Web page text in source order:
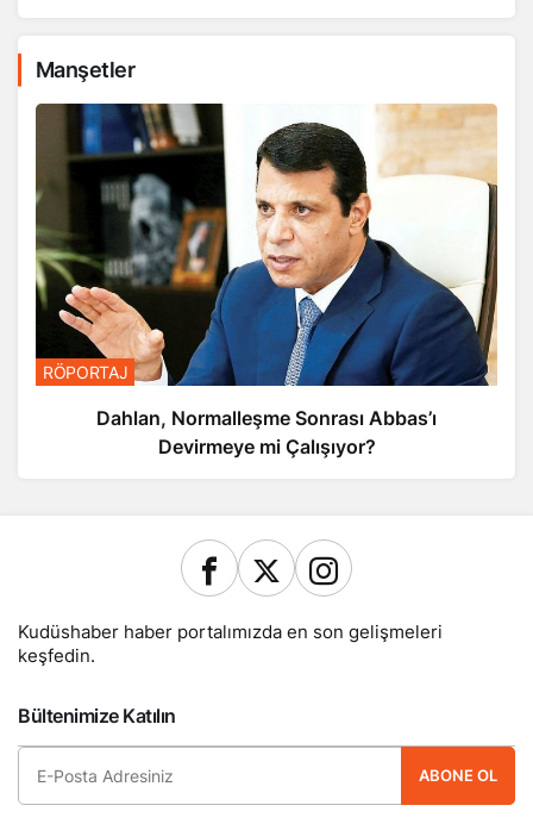
Manşetler
RÖPORTAJ
Dahlan, Normalleşme Sonrası Abbas’ı
Devirmeye mi Çalışıyor?
Kudüshaber haber portalımızda en son gelişmeleri
keşfedin.
Bültenimize Katılın
ABONE OL